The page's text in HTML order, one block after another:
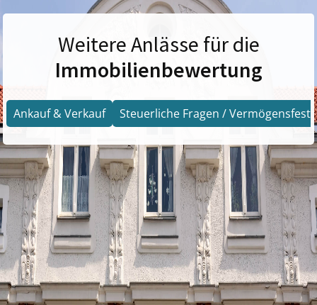
Weitere Anlässe für die
Immobilienbewertung
Ankauf & Verkauf Steuerliche Fragen /